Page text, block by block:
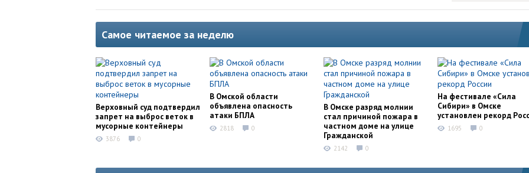
Самое читаемое за неделю
Верховный суд подтвердил
запрет на выброс веток в
мусорные контейнеры
3876 0
В Омской области
объявлена опасность
атаки БПЛА
2818 0
В Омске разряд молнии
стал причиной пожара в
частном доме на улице
Гражданской
2142 0
На фестивале «Сила
Сибири» в Омске
установлен рекорд
1695 0